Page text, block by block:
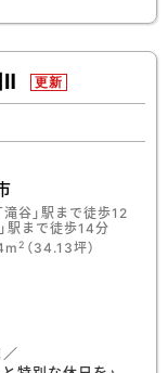
更新
滝谷」駅まで徒歩12
駅まで徒歩14分
2 （34.13坪）